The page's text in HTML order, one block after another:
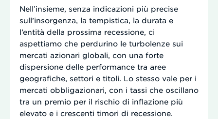
Nell’insieme, senza indicazioni più precise
sull’insorgenza, la tempistica, la durata e
l’entità della prossima recessione, ci
aspettiamo che perdurino le turbolenze sui
mercati azionari globali, con una forte
dispersione delle performance tra aree
geografiche, settori e titoli. Lo stesso vale per i
mercati obbligazionari, con i tassi che oscillano
tra un premio per il rischio di inflazione più
elevato e i crescenti timori di recessione.